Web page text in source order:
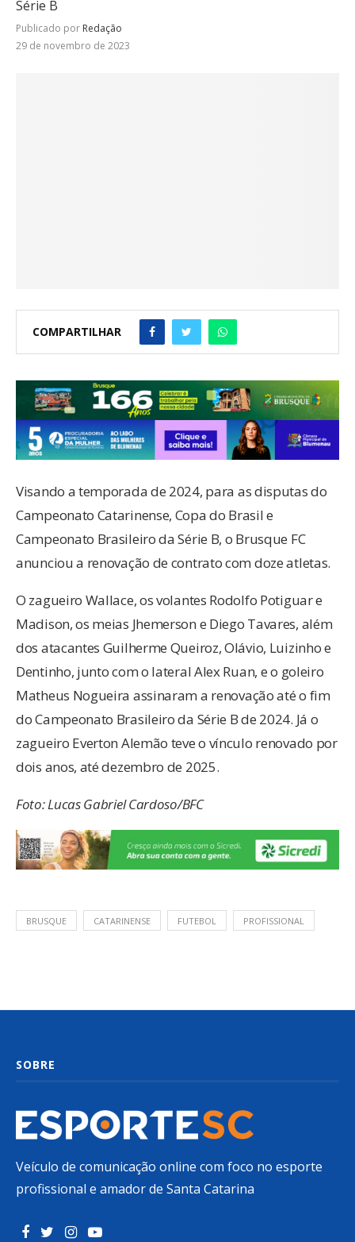
Série B
Publicado por Redação
29 de novembro de 2023
COMPARTILHAR
Visando a temporada de 2024, para as disputas do
Campeonato Catarinense, Copa do Brasil e
Campeonato Brasileiro da Série B, o Brusque FC
anunciou a renovação de contrato com doze atletas.
O zagueiro Wallace, os volantes Rodolfo Potiguar e
Madison, os meias Jhemerson e Diego Tavares, além
dos atacantes Guilherme Queiroz, Olávio, Luizinho e
Dentinho, junto com o lateral Alex Ruan, e o goleiro
Matheus Nogueira assinaram a renovação até o fim
do Campeonato Brasileiro da Série B de 2024. Já o
zagueiro Everton Alemão teve o vínculo renovado por
dois anos, até dezembro de 2025.
Foto: Lucas Gabriel Cardoso/BFC
BRUSQUE CATARINENSE FUTEBOL PROFISSIONAL
SOBRE
Veículo de comunicação online com foco no esporte
profissional e amador de Santa Catarina